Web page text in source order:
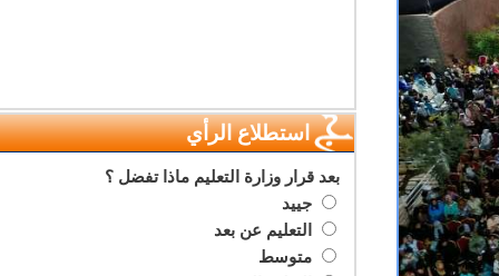
استطلاع الرأي
بعد قرار وزارة التعليم ماذا تفضل ؟
جييد
التعليم عن بعد
متوسط